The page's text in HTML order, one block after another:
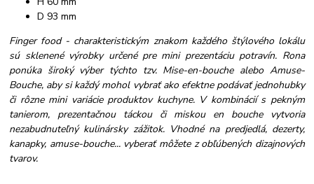
D 93 mm
Finger food - charakteristickým znakom každého štýlového lokálu
sú sklenené výrobky určené pre mini prezentáciu potravín. Rona
ponúka široký výber týchto tzv. Mise-en-bouche alebo Amuse-
Bouche, aby si každý mohol vybrať ako efektne podávať jednohubky
či rôzne mini variácie produktov kuchyne. V kombinácií s pekným
tanierom, prezentačnou táckou či miskou en bouche vytvoria
nezabudnuteľný kulinársky zážitok. Vhodné na predjedlá, dezerty,
kanapky, amuse-bouche... vyberať môžete z obľúbených dizajnových
tvarov.